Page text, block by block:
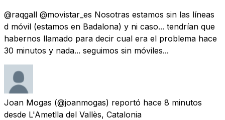
@raqgall @movistar_es Nosotras estamos sin las líneas
d móvil (estamos en Badalona) y ni caso... tendrían que
habernos llamado para decir cual era el problema hace
30 minutos y nada... seguimos sin móviles...
Joan Mogas (@joanmogas) reportó hace 8 minutos
desde L'Ametlla del Vallès, Catalonia